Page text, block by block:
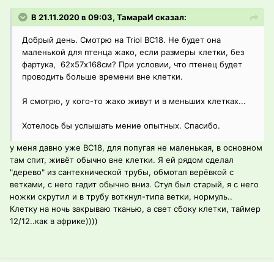
В 21.11.2020 в 09:03, ТамараИ сказал:
Добрый день. Смотрю на Triol BC18. Не будет она
маленькой для птенца жако, если размеры клетки, без
фартука, 62х57х168см? При условии, что птенец будет
проводить больше времени вне клетки.
Я смотрю, у кого-то жако живут и в меньших клетках...
Хотелось бы услышать мение опытных. Спасибо.
у меня давно уже ВС18, для попугая не маленькая, в основном
там спит, живёт обычно вне клетки. Я ей рядом сделал
"дерево" из сантехнической трубы, обмотал верёвкой с
ветками, с него гадит обычно вниз. Стул был старый, я с него
ножки скрутил и в трубу воткнул-типа ветки, нормуль..
Клетку на ночь закрываю тканью, а свет сбоку клетки, таймер
12/12..как в африке))))